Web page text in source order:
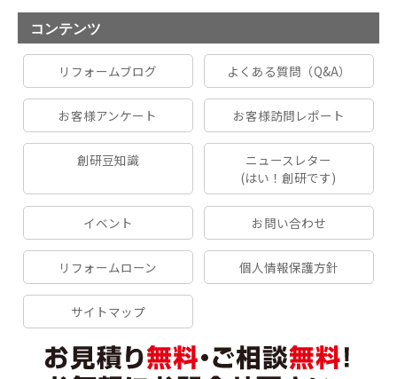
コンテンツ
リフォームブログ よくある質問（Q&A）
お客様アンケート お客様訪問レポート
創研豆知識
ニュースレター
(はい！創研です)
イベント お問い合わせ
リフォームローン 個人情報保護方針
サイトマップ